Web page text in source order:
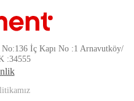
İç Kapı No :1 Arnavutköy/
:34555